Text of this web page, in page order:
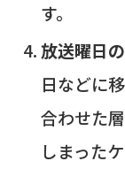
す。
放送曜日
日などに
合わせた
しまった